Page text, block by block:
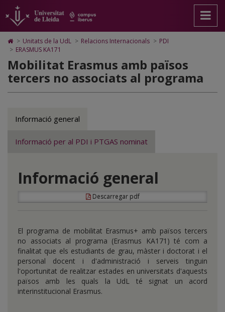
Erasmus
amb
països
no
associats
pàgina
principal.
Universitat
Lleida
contingut
principal
pàgina
Mapa
Web.
Universitat
Lleida
Cerca
Accessibilitat.
Universitat
Lleida
Icono
de
para
ir
a
la
inicio
> Unitats de la UdL > Relacions Internacionals > PDI
> ERASMUS KA171
Mobilitat Erasmus amb països
tercers no associats al programa
Informació general
Informació per al PDI i PTGAS nominat
Informació general
Descarregar pdf
El programa de mobilitat Erasmus+ amb països tercers
no associats al programa (Erasmus KA171) té com a
finalitat que els estudiants de grau, màster i doctorat i el
personal docent i d'administració i serveis tinguin
l'oportunitat de realitzar estades en universitats d'aquests
països amb les quals la UdL té signat un acord
interinstitucional Erasmus.